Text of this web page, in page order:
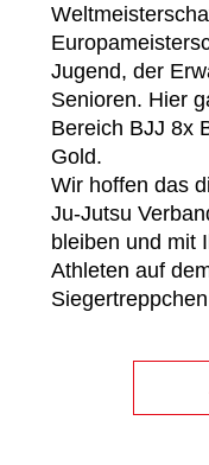
Jugend, der
Senioren. Hier
Bereich BJJ 8x
Gold.
Wir hoffen das
Ju-Jutsu
bleiben und mit
Athleten auf